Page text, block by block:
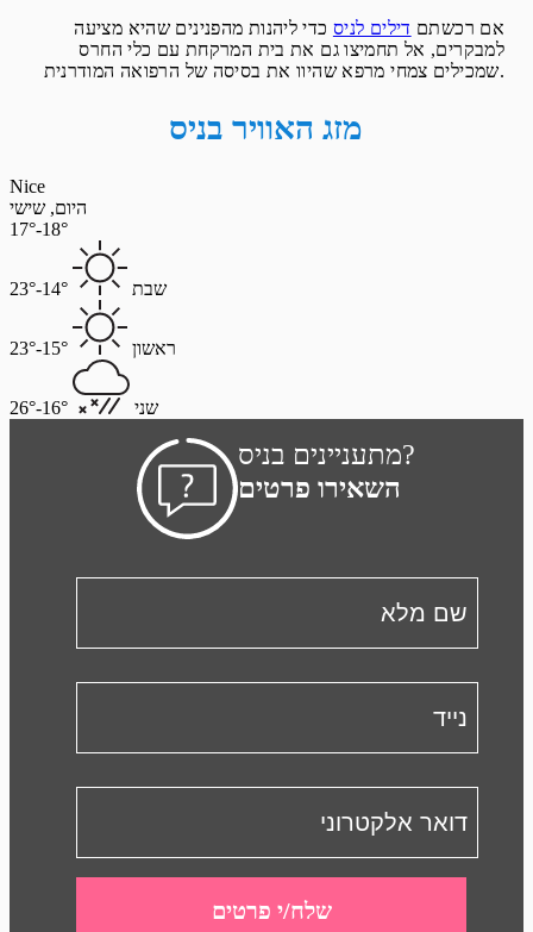
אם רכשתם דילים לניס כדי ליהנות מהפנינים שהיא מציעה
למבקרים, אל תחמיצו גם את בית המרקחת עם כלי החרס
שמכילים צמחי מרפא שהיוו את בסיסה של הרפואה המודרנית.
מזג האוויר בניס
Nice
היום, שישי
17°-18°
שבת 14°-23°
ראשון 15°-23°
שני 16°-26°
מתעניינים בניס?
השאירו פרטים
שלח/י פרטים